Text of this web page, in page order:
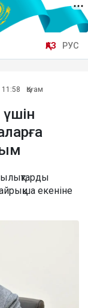
ҚАЗ РУС
11:58 Қоғам
үшін
екеніне